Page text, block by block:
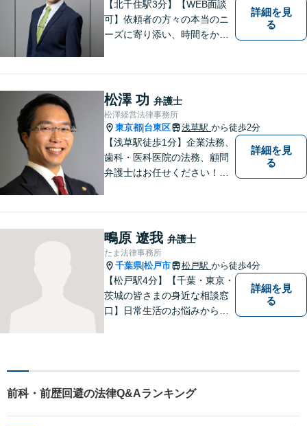
【北千住駅3分】【WEB面談
可】依頼者の方々の本当のニ
ーズに寄り添い、時間をかけ
解決を見つけ出すことを目指
します。
詳細を見
る
松澤 功 弁護士
松澤経営法律事務所
東京都 台東区 浅草駅 から徒歩2分
【浅草駅徒歩1分】企業法務、
歯科・医科医院の法務、顧問
弁護士はお任せください！労
詳細を見
る
鴫原 遼我 弁護士
たま法律事務所
千葉県|松戸市 松戸駅 から徒歩4分
【松戸駅4分】【千葉・東京・
茨城の皆さまの身近な相談窓
口】日常生活のお悩みから複
提案。解決まで弁護士がしっ
かりサポートします！【バリ
アフリー】
詳細を見
る
前科・前歴回避の法律Q&Aランキング